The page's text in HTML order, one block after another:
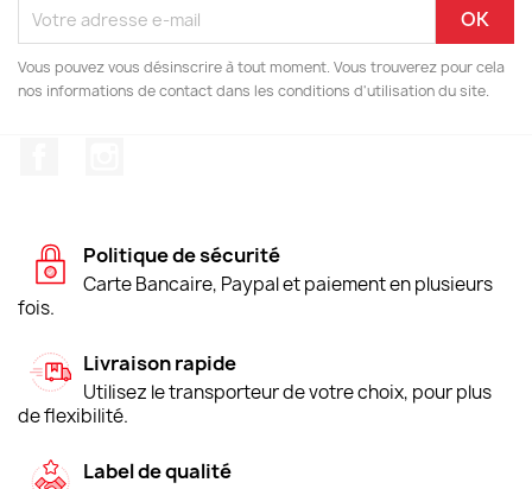
Vous pouvez vous désinscrire à tout moment. Vous trouverez pour cela
nos informations de contact dans les conditions d'utilisation du site.
Politique de sécurité
Carte Bancaire, Paypal et paiement en plusieurs
fois.
Livraison rapide
Utilisez le transporteur de votre choix, pour plus
de flexibilité.
Label de qualité